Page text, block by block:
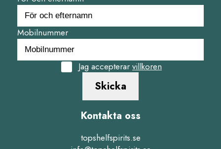
Mobilnummer
Jag accepterar villkoren
Skicka
Kontakta oss
topshelfspirits.se